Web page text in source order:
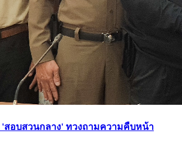
สอบสวนกลาง' ทวงถามความคืบหน้า